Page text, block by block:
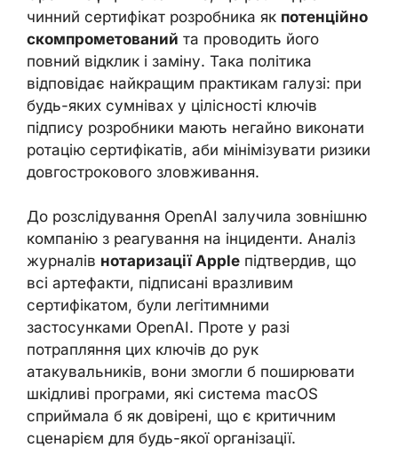
чинний сертифікат розробника як потенційно
скомпрометований та проводить його
повний відклик і заміну. Така політика
відповідає найкращим практикам галузі: при
будь-яких сумнівах у цілісності ключів
підпису розробники мають негайно виконати
ротацію сертифікатів, аби мінімізувати ризики
довгострокового зловживання.
До розслідування OpenAI залучила зовнішню
компанію з реагування на інциденти. Аналіз
журналів нотаризації Apple підтвердив, що
всі артефакти, підписані вразливим
сертифікатом, були легітимними
застосунками OpenAI. Проте у разі
потрапляння цих ключів до рук
атакувальників, вони змогли б поширювати
шкідливі програми, які система macOS
сприймала б як довірені, що є критичним
сценарієм для будь-якої організації.